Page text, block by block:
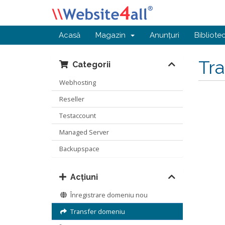
Acasă Magazin Anunțuri
Categorii
Webhosting
Reseller
Testaccount
Managed Server
Backupspace
Acțiuni
Înregistrare domeniu nou
Transfer domeniu